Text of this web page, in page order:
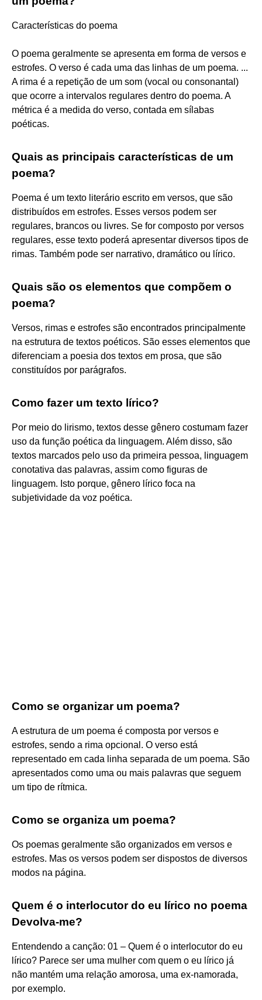
Características do poema
O poema geralmente se apresenta em forma de versos e
estrofes. O verso é cada uma das linhas de um poema. ...
A rima é a repetição de um som (vocal ou consonantal)
que ocorre a intervalos regulares dentro do poema. A
métrica é a medida do verso, contada em sílabas
poéticas.
Quais as principais características de um
poema?
Poema é um texto literário escrito em versos, que são
distribuídos em estrofes. Esses versos podem ser
regulares, brancos ou livres. Se for composto por versos
regulares, esse texto poderá apresentar diversos tipos de
rimas. Também pode ser narrativo, dramático ou lírico.
Quais são os elementos que compõem o
poema?
Versos, rimas e estrofes são encontrados principalmente
na estrutura de textos poéticos. São esses elementos que
diferenciam a poesia dos textos em prosa, que são
constituídos por parágrafos.
Como fazer um texto lírico?
Por meio do lirismo, textos desse gênero costumam fazer
uso da função poética da linguagem. Além disso, são
textos marcados pelo uso da primeira pessoa, linguagem
conotativa das palavras, assim como figuras de
linguagem. Isto porque, gênero lírico foca na
subjetividade da voz poética.
Como se organizar um poema?
A estrutura de um poema é composta por versos e
estrofes, sendo a rima opcional. O verso está
representado em cada linha separada de um poema. São
apresentados como uma ou mais palavras que seguem
um tipo de rítmica.
Como se organiza um poema?
Os poemas geralmente são organizados em versos e
estrofes. Mas os versos podem ser dispostos de diversos
modos na página.
Quem é o interlocutor do eu lírico no poema
Devolva-me?
Entendendo a canção: 01 – Quem é o interlocutor do eu
lírico? Parece ser uma mulher com quem o eu lírico já
não mantém uma relação amorosa, uma ex-namorada,
por exemplo.